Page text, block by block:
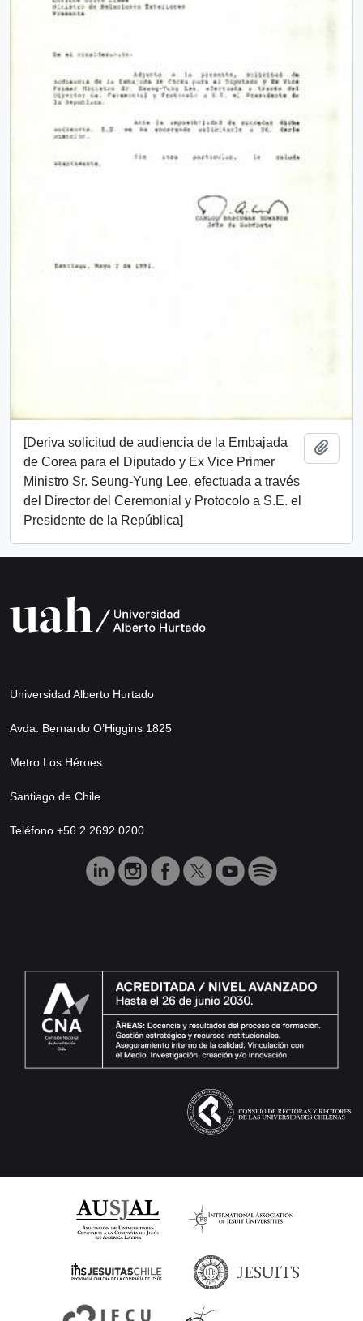
[Deriva solicitud de audiencia de la Embajada
de Corea para el Diputado y Ex Vice Primer
Ministro Sr. Seung-Yung Lee, efectuada a través
del Director del Ceremonial y Protocolo a S.E. el
Presidente de la República]
Universidad Alberto Hurtado
Avda. Bernardo O’Higgins 1825
Metro Los Héroes
Santiago de Chile
Teléfono +56 2 2692 0200